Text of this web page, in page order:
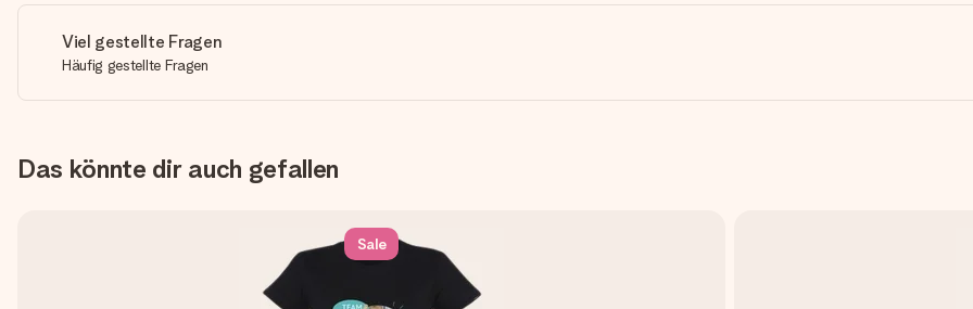
Viel gestellte Fragen
Häufig gestellte Fragen
Das könnte dir auch gefallen
Sale